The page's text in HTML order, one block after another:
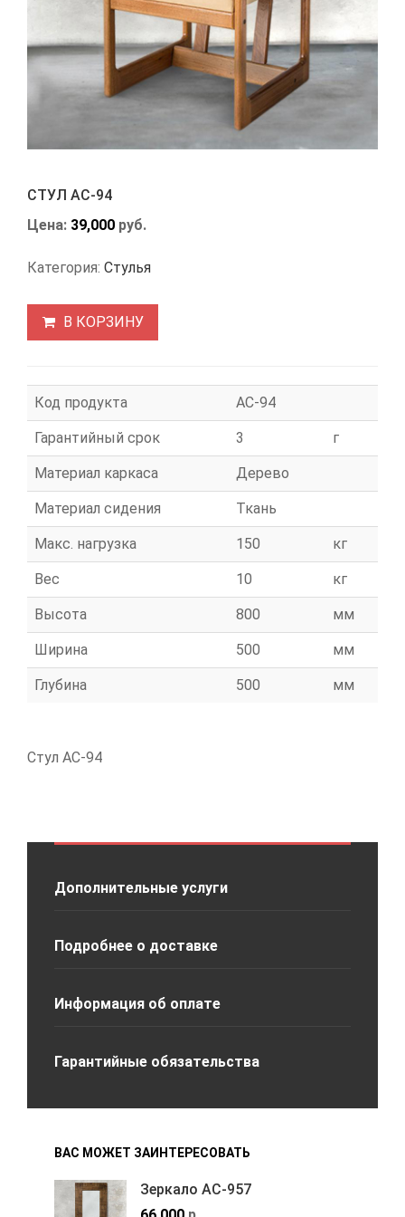
СТУЛ АС-94
Цена: 39,000 руб.
Категория: Стулья
В КОРЗИНУ
Код продукта АС-94
Гарантийный срок 3 г
Материал каркаса Дерево
Материал сидения Ткань
Макс. нагрузка 150 кг
Вес 10 кг
Высота 800 мм
Ширина 500 мм
Глубина 500 мм
Стул АС-94
Дополнительные услуги
Подробнее о доставке
Информация об оплате
Гарантийные обязательства
ВАС МОЖЕТ ЗАИНТЕРЕСОВАТЬ
Зеркало АС-957